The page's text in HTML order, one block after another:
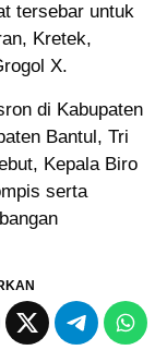
tersebar untuk
Kretek,
X.
di Kabupaten
Bantul, Tri
Kepala Biro
serta